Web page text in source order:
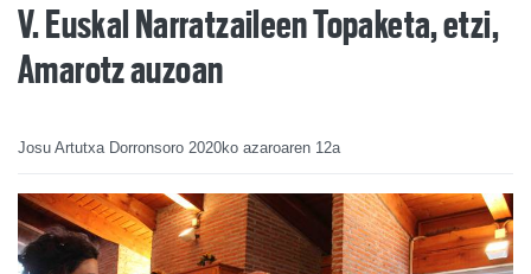
V. Euskal Narratzaileen Topaketa, etzi,
Amarotz auzoan
Josu Artutxa Dorronsoro 2020ko azaroaren 12a